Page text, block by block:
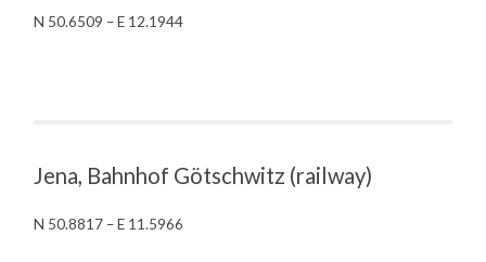
N 50.6509 – E 12.1944
Jena, Bahnhof Götschwitz (railway)
N 50.8817 – E 11.5966